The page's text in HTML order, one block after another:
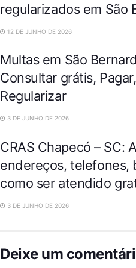
regularizados em São
12 DE JUNHO DE 2026
Multas em São
Consultar grátis,
Regularizar
3 DE JUNHO DE 2026
CRAS Chapecó – SC:
endereços, telefones,
como ser atendido
3 DE JUNHO DE 2026
Deixe um